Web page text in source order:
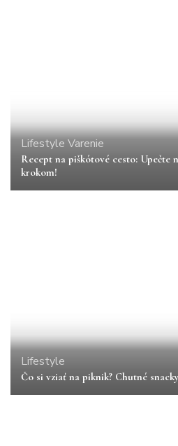
Lifestyle Varenie
Recept na piškótové cesto: Upečte
krokom!
Lifestyle
Čo si vziať na piknik? Chutné